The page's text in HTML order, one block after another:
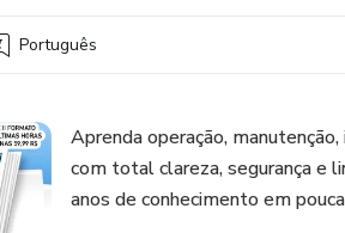
Português
Aprenda operação,
com total clareza, segurança e
anos de conhecimento em